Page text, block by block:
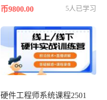
币9800.00
5人已学习
硬件工程师系统课程2501